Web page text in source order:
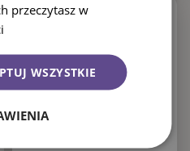
przeczytasz w
WSZYSTKIE